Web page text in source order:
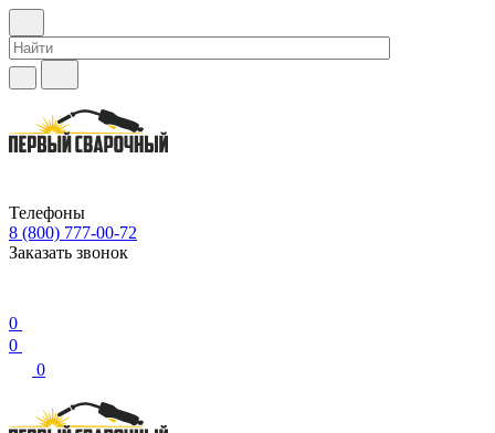
Телефоны
8 (800) 777-00-72
Заказать звонок
0
0
0